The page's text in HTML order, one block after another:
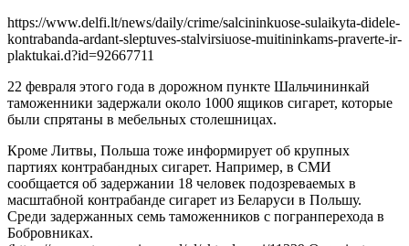
https://www.delfi.lt/news/daily/crime/salcininkuose-sulaikyta-didele-
kontrabanda-ardant-sleptuves-stalvirsiuose-muitininkams-praverte-ir-
plaktukai.d?id=92667711
22 февраля этого года в дорожном пункте Шальчининкай
таможенники задержали около 1000 ящиков сигарет, которые
были спрятаны в мебельных столешницах.
Кроме Литвы, Польша тоже информирует об крупных
партиях контрабандных сигарет. Например, в СМИ
сообщается об задержании 18 человек подозреваемых в
масштабной контрабанде сигарет из Беларуси в Польшу.
Среди задержанных семь таможенников с погранперехода в
Бобровниках.